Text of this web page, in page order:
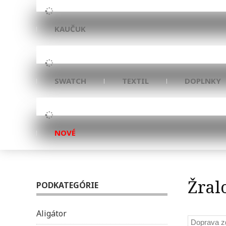
KAUČUK
SWATCH TEXTIL DOPLNKY
NOVÉ
PODKATEGÓRIE
Aligátor
Doprava